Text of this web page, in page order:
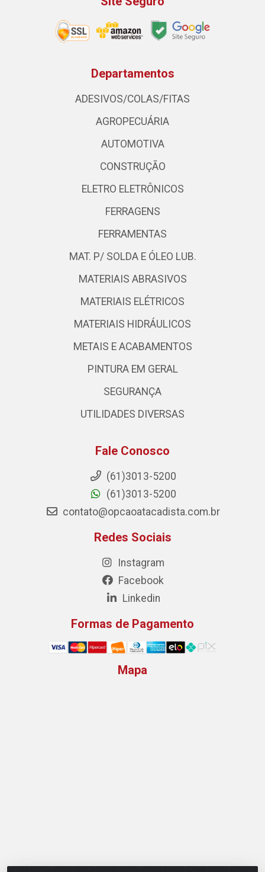
Departamentos
ADESIVOS/COLAS/FITAS
AGROPECUÁRIA
AUTOMOTIVA
CONSTRUÇÃO
ELETRO ELETRÔNICOS
FERRAGENS
FERRAMENTAS
MAT. P/ SOLDA E ÓLEO LUB.
MATERIAIS ABRASIVOS
MATERIAIS ELÉTRICOS
MATERIAIS HIDRÁULICOS
METAIS E ACABAMENTOS
PINTURA EM GERAL
SEGURANÇA
UTILIDADES DIVERSAS
Fale Conosco
(61)3013-5200
(61)3013-5200
contato@opcaoatacadista.com.br
Redes Sociais
Instagram
Facebook
Linkedin
Formas de Pagamento
Mapa